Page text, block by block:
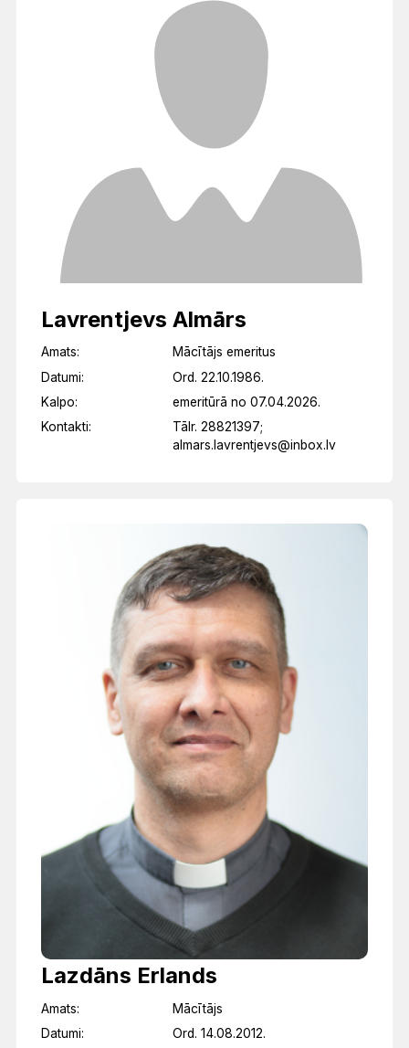
Lavrentjevs Almārs
Amats:
Mācītājs emeritus
Datumi:
Ord. 22.10.1986.
Kalpo:
emeritūrā no 07.04.2026.
Kontakti:
Tālr. 28821397;
almars.lavrentjevs@inbox.lv
Lazdāns Erlands
Amats:
Mācītājs
Datumi:
Ord. 14.08.2012.